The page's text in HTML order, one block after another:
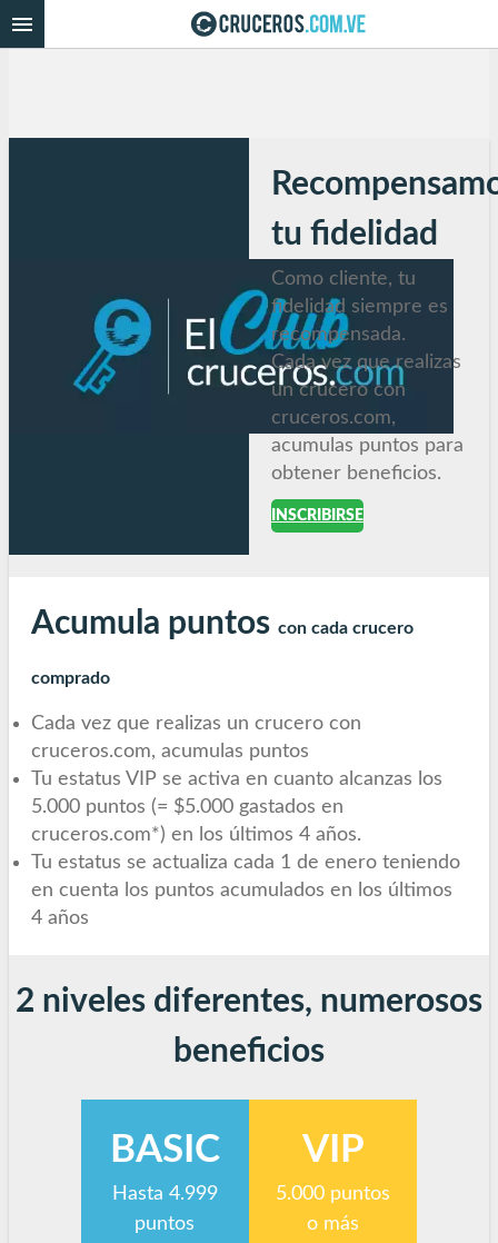
tu fidelidad
Como cliente, tu
fidelidad siempre es
recompensada.
Cada vez que realizas
un crucero con
cruceros.com,
acumulas puntos para
obtener beneficios.
INSCRIBIRSE
Acumula puntos con cada crucero
comprado
Cada vez que realizas un crucero con
cruceros.com, acumulas puntos
Tu estatus VIP se activa en cuanto alcanzas los
5.000 puntos (= $5.000 gastados en
cruceros.com*) en los últimos 4 años.
Tu estatus se actualiza cada 1 de enero teniendo
en cuenta los puntos acumulados en los últimos
4 años
2 niveles diferentes, numerosos
beneficios
BASIC
Hasta 4.999
puntos
VIP
5.000 puntos
o más